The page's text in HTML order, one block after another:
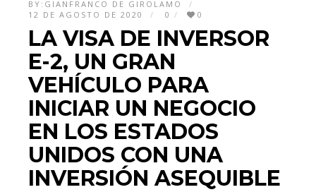
BY: GIANFRANCO DE GIROLAMO
12 DE AGOSTO DE 2020
0 0
LA VISA DE INVERSOR
E-2, UN GRAN
VEHÍCULO PARA
INICIAR UN NEGOCIO
EN LOS ESTADOS
UNIDOS CON UNA
INVERSIÓN ASEQUIBLE